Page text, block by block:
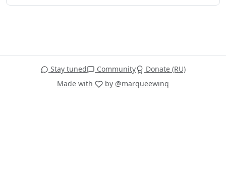
Stay tuned Community
Donate (RU)
Made with
by @marqueewinq